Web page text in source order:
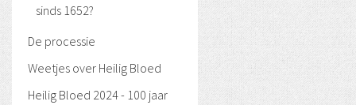
sinds 1652?
De processie
Weetjes over Heilig Bloed
Heilig Bloed 2024 - 100 jaar